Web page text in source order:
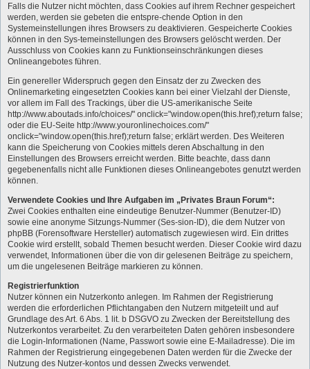
Falls die Nutzer nicht möchten, dass Cookies auf ihrem Rechner gespeichert
werden, werden sie gebeten die entspre-chende Option in den
Systemeinstellungen ihres Browsers zu deaktivieren. Gespeicherte Cookies
können in den Sys-temeinstellungen des Browsers gelöscht werden. Der
Ausschluss von Cookies kann zu Funktionseinschränkungen dieses
Onlineangebotes führen.
Ein genereller Widerspruch gegen den Einsatz der zu Zwecken des
Onlinemarketing eingesetzten Cookies kann bei einer Vielzahl der Dienste,
vor allem im Fall des Trackings, über die US-amerikanische Seite
http://www.aboutads.info/choices/" onclick="window.open(this.href);return false;
oder die EU-Seite http://www.youronlinechoices.com/"
onclick="window.open(this.href);return false; erklärt werden. Des Weiteren
kann die Speicherung von Cookies mittels deren Abschaltung in den
Einstellungen des Browsers erreicht werden. Bitte beachte, dass dann
gegebenenfalls nicht alle Funktionen dieses Onlineangebotes genutzt werden
können.
Verwendete Cookies und Ihre Aufgaben im „Privates Braun Forum“:
Zwei Cookies enthalten eine eindeutige Benutzer-Nummer (Benutzer-ID)
sowie eine anonyme Sitzungs-Nummer (Ses-sion-ID), die dem Nutzer von
phpBB (Forensoftware Hersteller) automatisch zugewiesen wird. Ein drittes
Cookie wird erstellt, sobald Themen besucht werden. Dieser Cookie wird dazu
verwendet, Informationen über die von dir gelesenen Beiträge zu speichern,
um die ungelesenen Beiträge markieren zu können.
Registrierfunktion
Nutzer können ein Nutzerkonto anlegen. Im Rahmen der Registrierung
werden die erforderlichen Pflichtangaben den Nutzern mitgeteilt und auf
Grundlage des Art. 6 Abs. 1 lit. b DSGVO zu Zwecken der Bereitstellung des
Nutzerkontos verarbeitet. Zu den verarbeiteten Daten gehören insbesondere
die Login-Informationen (Name, Passwort sowie eine E-Mailadresse). Die im
Rahmen der Registrierung eingegebenen Daten werden für die Zwecke der
Nutzung des Nutzer-kontos und dessen Zwecks verwendet.